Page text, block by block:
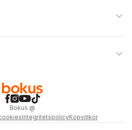
Bokus @
IntegritetspolicyKöpvillkor